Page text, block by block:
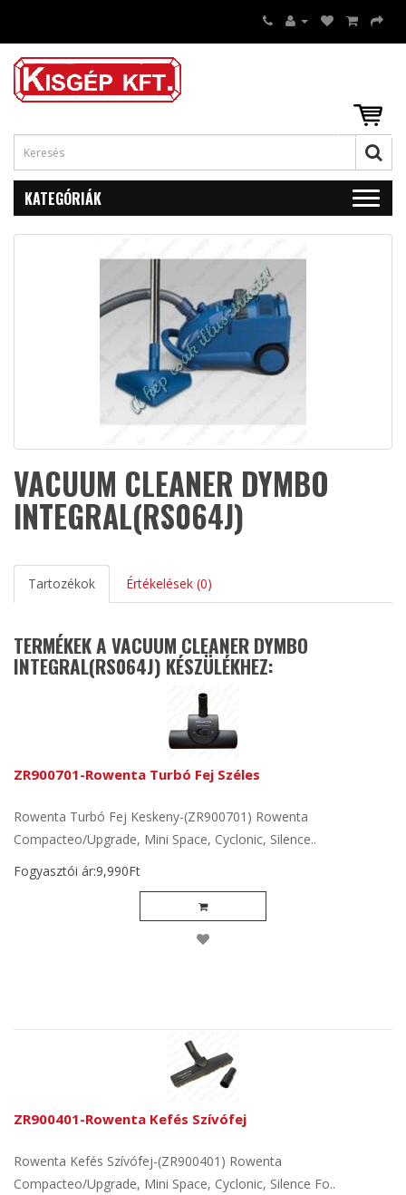
KATEGÓRIÁK
VACUUM CLEANER DYMBO
INTEGRAL(RS064J)
Tartozékok Értékelések (0)
TERMÉKEK A VACUUM CLEANER DYMBO
INTEGRAL(RS064J) KÉSZÜLÉKHEZ:
ZR900701-Rowenta Turbó Fej Széles
Rowenta Turbó Fej Keskeny-(ZR900701) Rowenta
Compacteo/Upgrade, Mini Space, Cyclonic, Silence..
Fogyasztói ár:9,990Ft
ZR900401-Rowenta Kefés Szívófej
Rowenta Kefés Szívófej-(ZR900401) Rowenta
Compacteo/Upgrade, Mini Space, Cyclonic, Silence Fo..